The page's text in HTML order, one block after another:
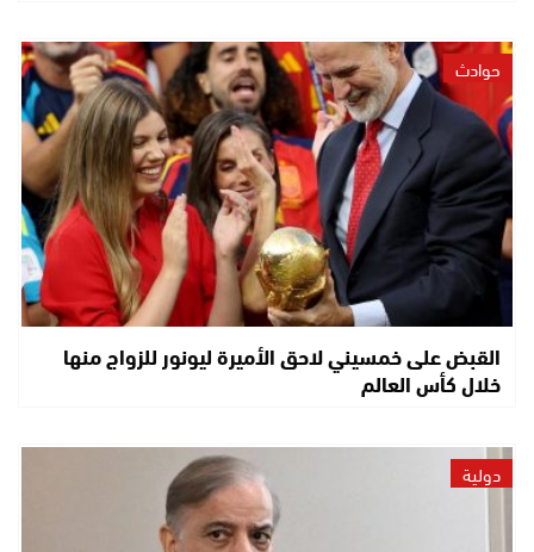
حوادث
القبض على خمسيني لاحق الأميرة ليونور للزواج منها
خلال كأس العالم
دولية